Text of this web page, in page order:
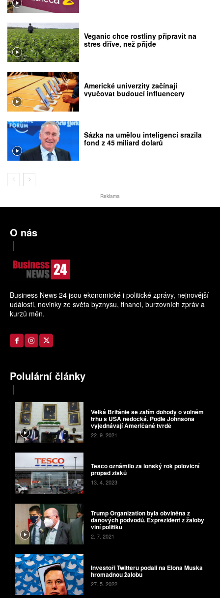
Veganic chce rostliny připravit na
stres dříve, než přijde
Americké univerzity začínají
vyučovat budoucí influencery
Sázka na umělou inteligenci srazila
fond z 45 miliard dolarů
Reklama
O nás
Business News 24 jsou ekonomické i politické zprávy, nejnovější
události, novinky ze světa byznysu, financí, burzovních zpráv a
kurzů měn.
Polulární články
Velká Británie se zatím dohody o volném
trhu s USA nedočká. Podle Johnsona
vyjednávají Američané tvrdě
22. 9. 2021
Tesco oznámilo za loňský rok poloviční
propad zisků
13. 4. 2023
Trump Organization byla obviněna z
daňových podvodů. Exprezident z žaloby
viní politiku
2. 7. 2021
Investoři Twitteru podali na Elona Muska
hromadnou žalobu
27. 5. 2022